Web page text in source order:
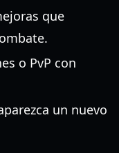
que
o PvP con
un nuevo